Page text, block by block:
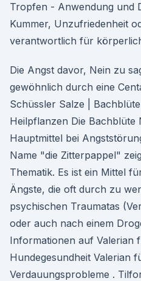
Tropfen - Anwendung und
Kummer, Unzufriedenheit
verantwortlich für
Die Angst davor, Nein zu
gewöhnlich durch eine
Schüssler Salze |
Heilpflanzen Die Bachblüte
Hauptmittel bei
Name "die Zitterpappel"
Thematik. Es ist ein Mittel
Ängste, die oft durch zu
psychischen Traumatas
oder auch nach einem
Informationen auf Valerian
Hundegesundheit Valerian
Verdauungsprobleme .